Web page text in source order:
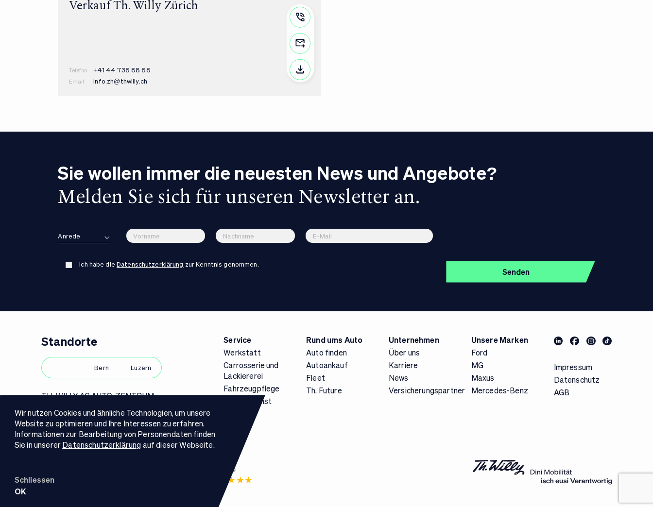
Wir nutzen Cookies und ähnliche Technologien, um unsere
Website zu optimieren und Ihre Interessen zu erfahren.
Informationen zur Bearbeitung von Personendaten finden
Sie in unserer Datenschutzerklärung auf dieser Webseite.
Schliessen
OK
Verkauf Th. Willy Zürich
Telefon +41 44 738 88 88
Email info.zh@thwilly.ch
Sie wollen immer die neuesten News und Angebote?
Melden Sie sich für unseren Newsletter an.
Anrede
Herr
Ich habe dieDatenschutzerklärung zur Kenntnis genommen.
Standorte
Bern Luzern
TH. WILLY AG AUTO-ZENTRUM
8952 Schlieren
+41 44 738 88 88
info.zh@thwilly.ch
Service
Werkstatt
Carrosserie und
Lackiererei
Fahrzeugpflege
Pannendienst
Rund ums Auto
Auto finden
Autoankauf
Fleet
Th. Future
Unternehmen
Über uns
Karriere
News
Versicherungspartner
Unsere Marken
Ford
MG
Maxus
Mercedes-Benz
Impressum
Datenschutz
AGB
© 2026 Th. Willy AG Auto-Zentum